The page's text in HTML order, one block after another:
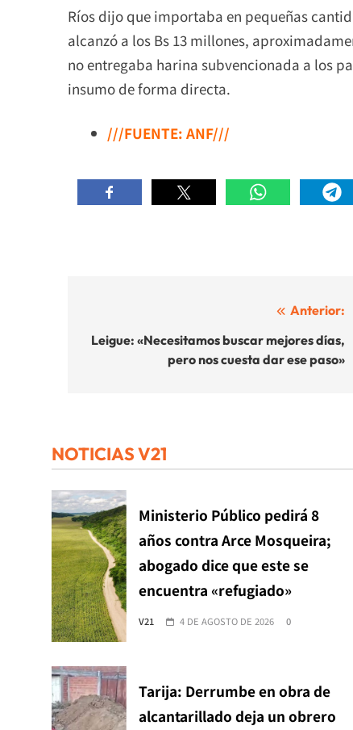
Ríos dijo que importaba en pequeñas
alcanzó a los Bs 13 millones,
no entregaba harina subvencionada a los
insumo de forma directa.
///FUENTE: ANF///
de
Anterior:
Leigue: «Necesitamos buscar mejores días,
pero nos cuesta dar ese paso»
NOTICIAS V21
Ministerio Público pedirá 8
años contra Arce Mosqueira;
abogado dice que este se
encuentra «refugiado»
V21 4 DE AGOSTO DE 2026 0
Tarija: Derrumbe en obra de
alcantarillado deja un obrero